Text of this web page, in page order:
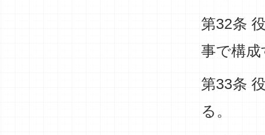
第32条
事で構
第33条
る。